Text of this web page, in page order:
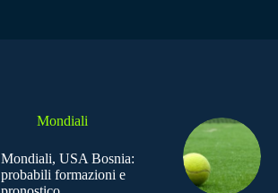
Mondiali
Mondiali, USA Bosnia:
probabili formazioni e